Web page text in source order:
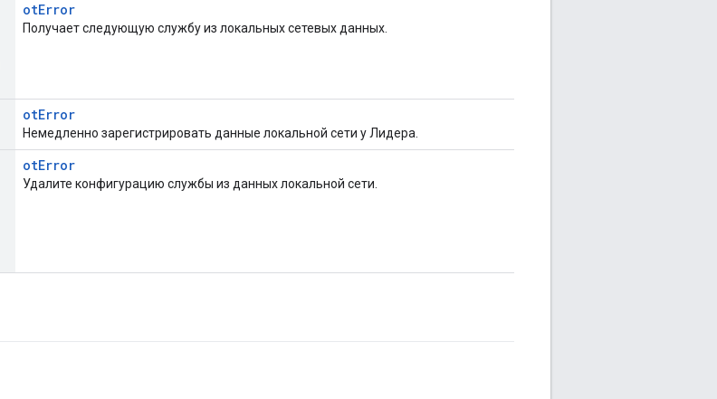
otError
Получает следующую службу из локальных сетевых данных.
otError
Немедленно зарегистрировать данные локальной сети у Лидера.
otError
Удалите конфигурацию службы из данных локальной сети.